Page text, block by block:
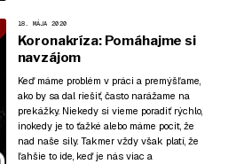
18. MÁJA 2020
Koronakríza: Pomáhajme si
navzájom
Keď máme problém v práci a premýšľame,
ako by sa dal riešiť, často narážame na
prekážky. Niekedy si vieme poradiť rýchlo,
inokedy je to ťažké alebo máme pocit, že
nad naše sily. Takmer vždy však platí, že
ľahšie to ide, keď je nás viac a